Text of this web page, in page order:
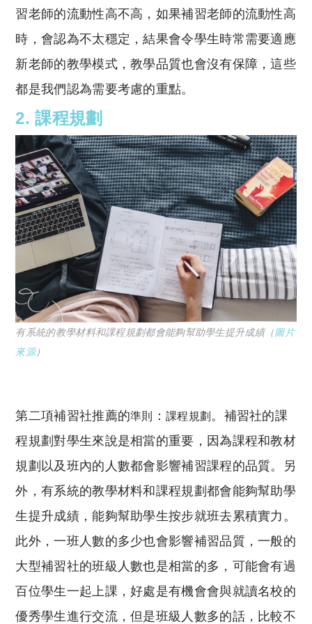
習老師的流動性高不高，如果補習老師的流動性高
時，會認為不太穩定，結果會令學生時常需要適應
新老師的教學模式，教學品質也會沒有保障，這些
都是我們認為需要考慮的重點。
2. 課程規劃
有系統的教學材料和課程規劃都會能夠幫助學生提升成績（圖片
來源）
第二項補習社推薦的準則 ：課程規劃 。補習社的課
程規劃對學生來說是相當的重要，因為課程和教材
規劃以及班內的人數都會影響補習課程的品質。另
外，有系統的教學材料和課程規劃都會能夠幫助學
生提升成績，能夠幫助學生按步就班去累積實力。
此外，一班人數的多少也會影響補習品質，一般的
大型補習社的班級人數也是相當的多，可能會有過
百位學生一起上課，好處是有機會會與就讀名校的
優秀學生進行交流，但是班級人數多的話，比較不